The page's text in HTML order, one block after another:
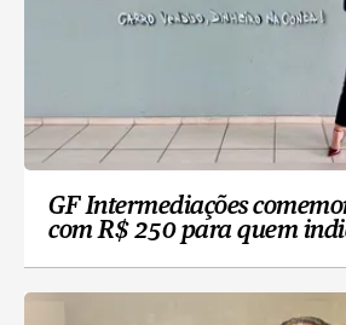
GF Intermediações
com R$ 250 para quem